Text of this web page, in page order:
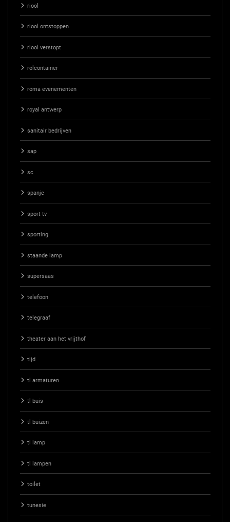
riool
riool ontstoppen
riool verstopt
rolcontainer
roma evenementen
royal antwerp
sanitair bedrijven
sap
sc
spanje
sport tv
sporting
staande lamp
supersaas
telefoon
telegraaf
theater aan het vrijthof
tijd
tl armaturen
tl buis
tl buizen
tl lamp
tl lampen
toilet
tunesie